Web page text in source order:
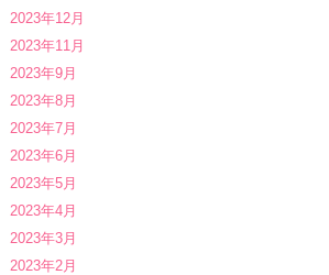
2023年12月
2023年11月
2023年9月
2023年8月
2023年7月
2023年6月
2023年5月
2023年4月
2023年3月
2023年2月